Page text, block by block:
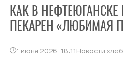
КАК В НЕФТЕЮГАНСКЕ
ПЕКАРЕН «ЛЮБИМАЯ
1 июня 2026, 18:11Новости